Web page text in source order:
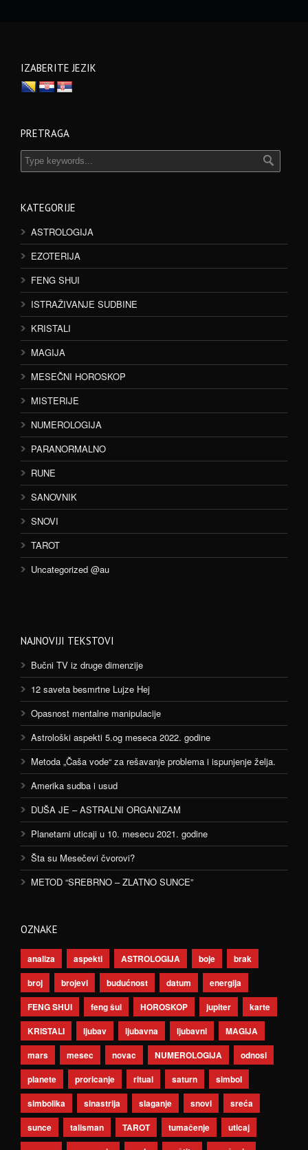
IZABERITE JEZIK
PRETRAGA
KATEGORIJE
ASTROLOGIJA
EZOTERIJA
FENG SHUI
ISTRAŽIVANJE SUDBINE
KRISTALI
MAGIJA
MESEČNI HOROSKOP
MISTERIJE
NUMEROLOGIJA
PARANORMALNO
RUNE
SANOVNIK
SNOVI
TAROT
Uncategorized @au
NAJNOVIJI TEKSTOVI
Bučni TV iz druge dimenzije
12 saveta besmrtne Lujze Hej
Opasnost mentalne manipulacije
Astrološki aspekti 5.og meseca 2022. godine
Metoda „Čaša vode“ za rešavanje problema i ispunjenje želja.
Amerika sudba i usud
DUŠA JE – ASTRALNI ORGANIZAM
Planetarni uticaji u 10. mesecu 2021. godine
Šta su Mesečevi čvorovi?
METOD “SREBRNO – ZLATNO SUNCE”
OZNAKE
analiza aspekti ASTROLOGIJA boje
brak
broj
brojevi budućnost datum
energija
FENG SHUI
feng šui HOROSKOP jupiter
karte
KRISTALI
ljubav ljubavna ljubavni
MAGIJA
mars
mesec novac NUMEROLOGIJA
odnosi
planete
proricanje ritual saturn
simbol
simbolika
sinastrija slaganje snovi
sreća
sunce
talisman TAROT tumačenje
uticaj